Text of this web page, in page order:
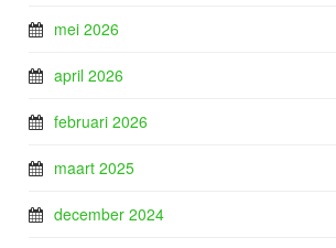
mei 2026
april 2026
februari 2026
maart 2025
december 2024